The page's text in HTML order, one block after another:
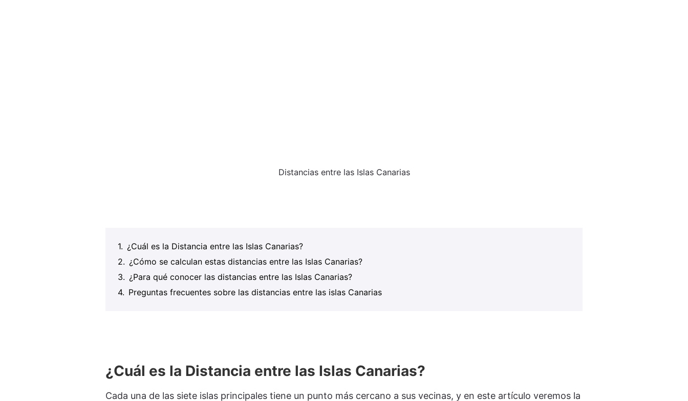
Distancias entre las Islas Canarias
¿Cuál es la Distancia entre las Islas Canarias?
¿Cómo se calculan estas distancias entre las Islas Canarias?
¿Para qué conocer las distancias entre las Islas Canarias?
Preguntas frecuentes sobre las distancias entre las islas Canarias
¿Cuál es la Distancia entre las Islas Canarias?
Cada una de las siete islas principales tiene un punto más cercano a sus vecinas, y en este artículo veremos la